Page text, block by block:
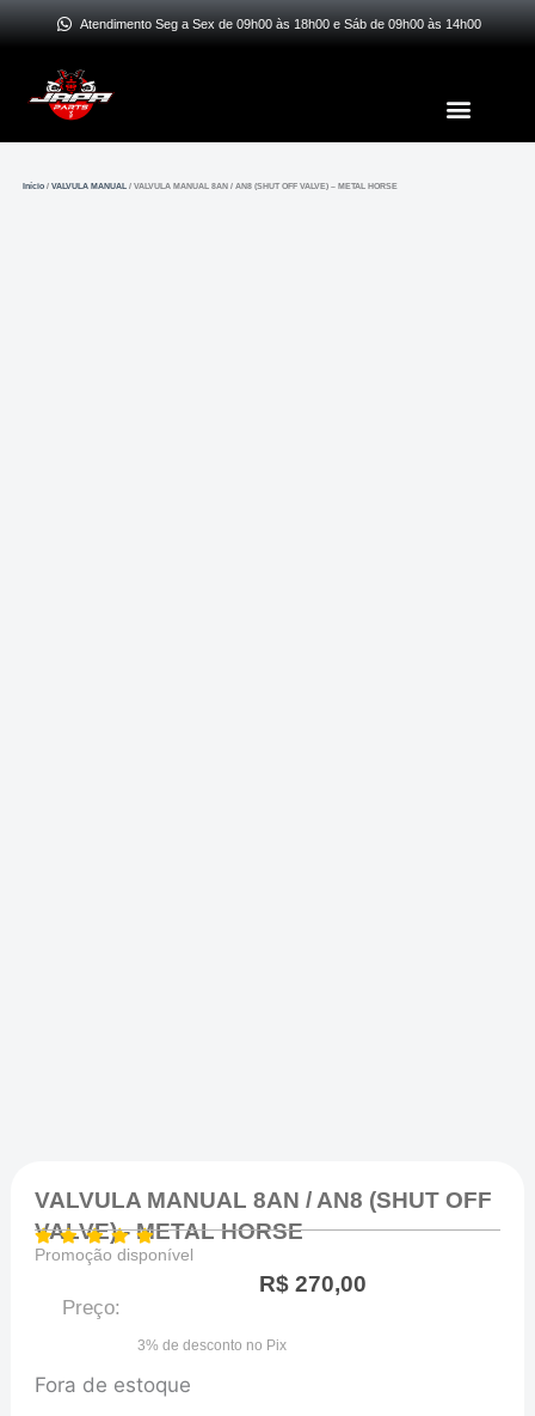
Ir
conteúdo
Atendimento Seg a Sex de 09h00 às 18h00 e Sáb de 09h00 às 14h00
Menu
Início /VALVULA MANUAL / VALVULA MANUAL 8AN / AN8 (SHUT OFF VALVE) – METAL HORSE
VALVULA MANUAL 8AN / AN8 (SHUT OFF
VALVE) - METAL HORSE
Promoção disponível
Preço:
R$270,00
3% de desconto no Pix
Fora de estoque